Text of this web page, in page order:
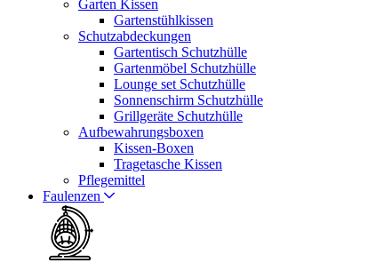
Garten Kissen
Gartenstühlkissen
Schutzabdeckungen
Gartentisch Schutzhülle
Gartenmöbel Schutzhülle
Lounge set Schutzhülle
Sonnenschirm Schutzhülle
Grillgeräte Schutzhülle
Aufbewahrungsboxen
Kissen-Boxen
Tragetasche Kissen
Pflegemittel
Faulenzen